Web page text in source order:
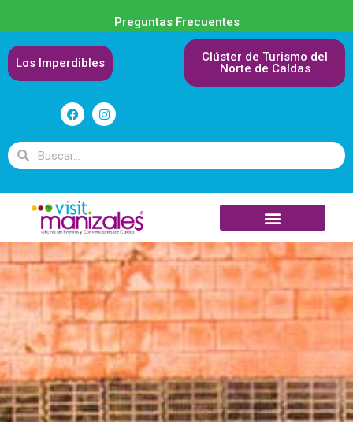
Preguntas Frecuentes
Los Imperdibles
Clúster de Turismo del
Norte de Caldas